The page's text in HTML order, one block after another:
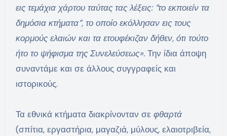
εις τεμάχια χάρτου ταύτας τας λέξεις: ”το εκποιείν τα
δημόσια κτήματα”, το οποίο εκόλλησαν εις τους
κορμούς ελαιών και τα ετουφέκιζαν δήθεν, ότι τούτο
ήτο το ψήφισμα της Συνελεύσεως».Την ίδια άποψη
συναντάμε και σε άλλους συγγραφείς και
ιστορικούς.
Τα εθνικά κτήματα διακρίνονταν σε φθαρτά
(σπίτια, εργαστήρια, μαγαζιά, μύλους, ελαιοτριβεία,